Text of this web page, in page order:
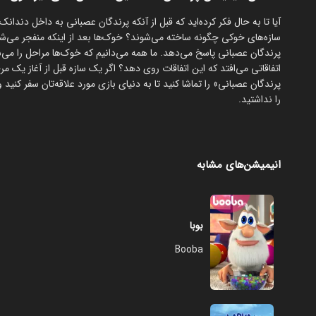
آیا تا به حال فکر کرده‌اید که قبل از آنکه پرندگان عصبانی به داخل
سازه‌های خوکی چگونه ساخته می‌شوند؟ خوک‌ها بعد از اینکه منفجر
پرندگان عصبانی پاسخ می‌دهد. ما همه می‌دانیم که خوک‌ها مراحل را
اتفاقاتی می‌افتد که این اتفاقات روی دهد؟ اگر یک سازه قبل از آغاز
پرندگان عصبانی» را تماشا کنید تا به دنیای بازی مورد علاقه‌تان سفر
را نداشتید.
انیمیشن‌های مشابه
بوبا
Booba